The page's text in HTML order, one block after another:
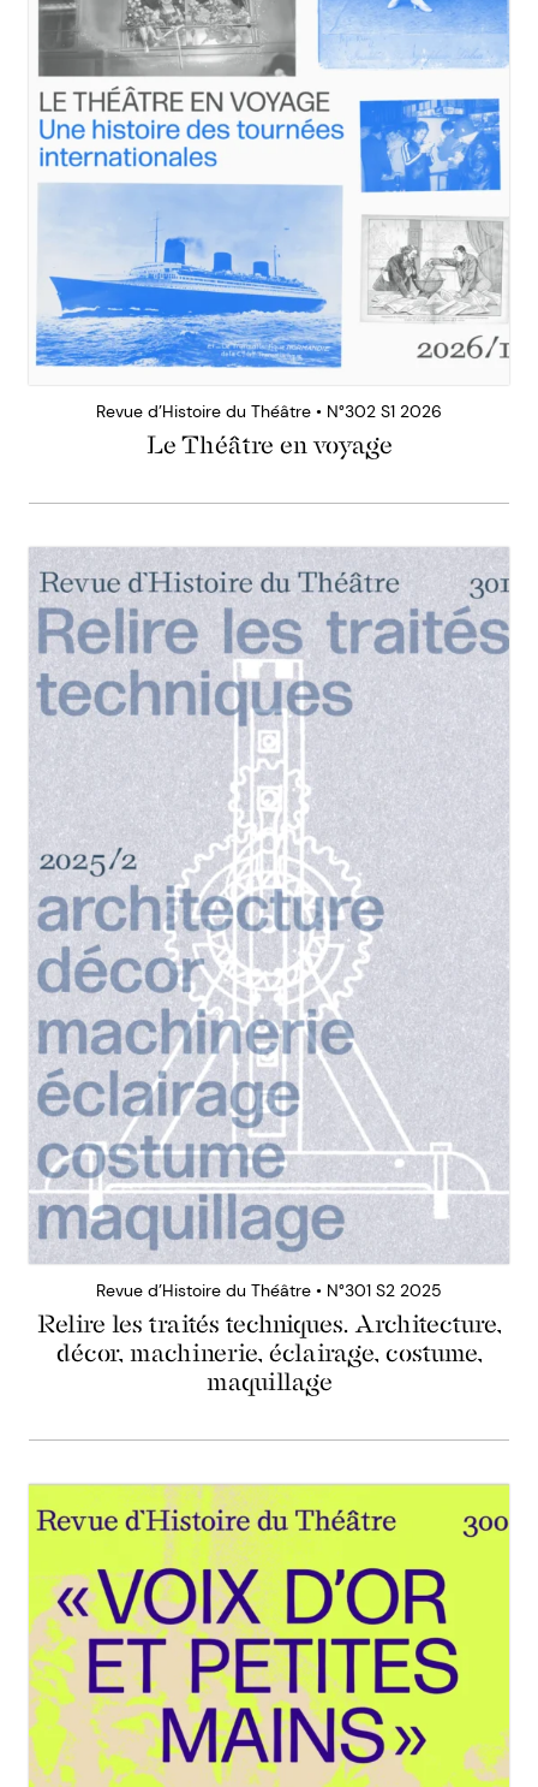
Revue d’Histoire du Théâtre • N°302 S1 2026
Le Théâtre en voyage
Revue d’Histoire du Théâtre • N°301 S2 2025
Relire les traités techniques. Architecture,
décor, machinerie, éclairage, costume,
maquillage